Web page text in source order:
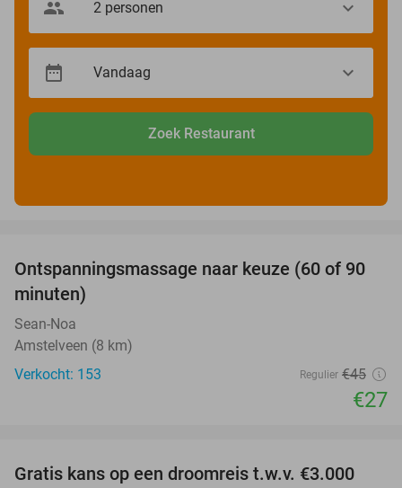
Zoek Restaurant
40%
Ontspanningsmassage naar keuze (60 of 90
minuten)
Sean-Noa
Amstelveen (8 km)
Verkocht: 153
Regulier €45
€27
Gratis kans op een droomreis t.w.v. €3.000